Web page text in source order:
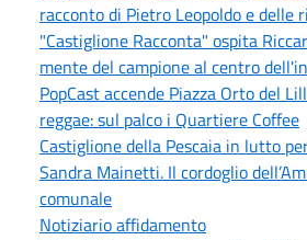
racconto di Pietro Leopoldo e delle
"Castiglione Racconta" ospita
mente del campione al centro
PopCast accende Piazza Orto del
reggae: sul palco i Quartiere Coffee
Castiglione della Pescaia in lutto
Sandra Mainetti. Il cordoglio
comunale
Notiziario affidamento